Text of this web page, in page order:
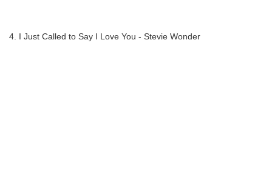
4. I Just Called to Say I Love You - Stevie Wonder